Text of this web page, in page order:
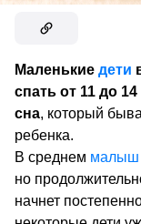
Маленькие дети
спать от 11 до
сна, который
ребенка.
В среднем малыш
но
начнет